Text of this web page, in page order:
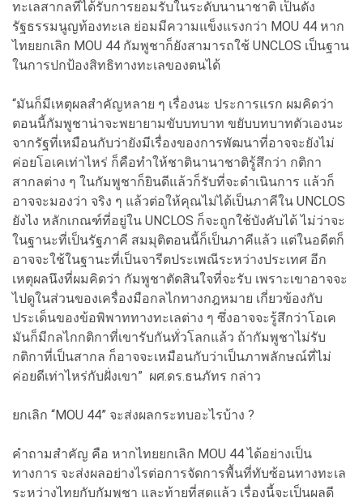
ทะเลสากลที่ได้รับการยอมรับในระดับนานาชาติ เป็นดั่ง
รัฐธรรมนูญท้องทะเล ย่อมมีความแข็งแรงกว่า MOU 44 หาก
ไทยยกเลิก MOU 44 กัมพูชาก็ยังสามารถใช้ UNCLOS เป็นฐาน
ในการปกป้องสิทธิทางทะเลของตนได้
“มันก็มีเหตุผลสำคัญหลาย ๆ เรื่องนะ ประการแรก ผมคิดว่า
ตอนนี้กัมพูชาน่าจะพยายามขับบทบาท ขยับบทบาทตัวเองนะ
จากรัฐที่เหมือนกับว่ายังมีเรื่องของการพัฒนาที่อาจจะยังไม่
ค่อยโอเคเท่าไหร่ ก็คือทำให้ชาตินานาชาติรู้สึกว่า กติกา
สากลต่าง ๆ ในกัมพูชาก็ยินดีแล้วก็รับที่จะดำเนินการ แล้วก็
อาจจะมองว่า จริง ๆ แล้วต่อให้คุณไม่ได้เป็นภาคีใน UNCLOS
ยังไง หลักเกณฑ์ที่อยู่ใน UNCLOS ก็จะถูกใช้บังคับได้ ไม่ว่าจะ
ในฐานะที่เป็นรัฐภาคี สมมุติตอนนี้ก็เป็นภาคีแล้ว แต่ในอดีตก็
อาจจะใช้ในฐานะที่เป็นจารีตประเพณีระหว่างประเทศ อีก
เหตุผลนึงที่ผมคิดว่า กัมพูชาตัดสินใจที่จะรับ เพราะเขาอาจจะ
ไปดูในส่วนของเครื่องมือกลไกทางกฎหมาย เกี่ยวข้องกับ
ประเด็นของข้อพิพาททางทะเลต่าง ๆ ซึ่งอาจจะรู้สึกว่าโอเค
มันก็มีกลไกกติกาที่เขารับกันทั่วโลกแล้ว ถ้ากัมพูชาไม่รับ
กติกาที่เป็นสากล ก็อาจจะเหมือนกับว่าเป็นภาพลักษณ์ที่ไม่
ค่อยดีเท่าไหร่กับฝั่งเขา” ผศ.ดร.ธนภัทร กล่าว
ยกเลิก “MOU 44” จะส่งผลกระทบอะไรบ้าง ?
คำถามสำคัญ คือ หากไทยยกเลิก MOU 44 ได้อย่างเป็น
ทางการ จะส่งผลอย่างไรต่อการจัดการพื้นที่ทับซ้อนทางทะเล
ระหว่างไทยกับกัมพูชา และท้ายที่สุดแล้ว เรื่องนี้จะเป็นผลดี